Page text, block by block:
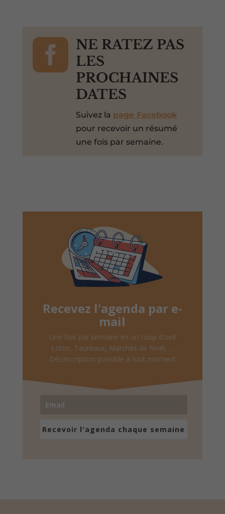

NE RATEZ PAS
LES
PROCHAINES
DATES
Suivez la page Facebook
pour recevoir un résumé
une fois par semaine.
Recevez l'agenda par e-
mail
Une fois par semaine en un coup d'oeil
Lotos, Taureaux, Marchés de Noël, ...
Désinscription possible à tout moment
Recevoir l'agenda chaque semaine